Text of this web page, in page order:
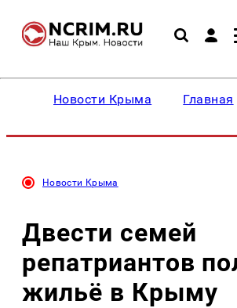
Новости Крыма Главная
Новости Крыма
Двести семей
репатриантов
жильё в Крыму